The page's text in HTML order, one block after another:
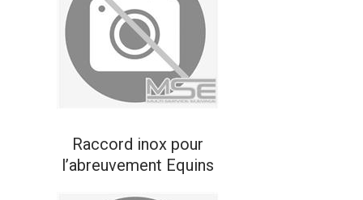
Raccord inox pour
l’abreuvement Equins